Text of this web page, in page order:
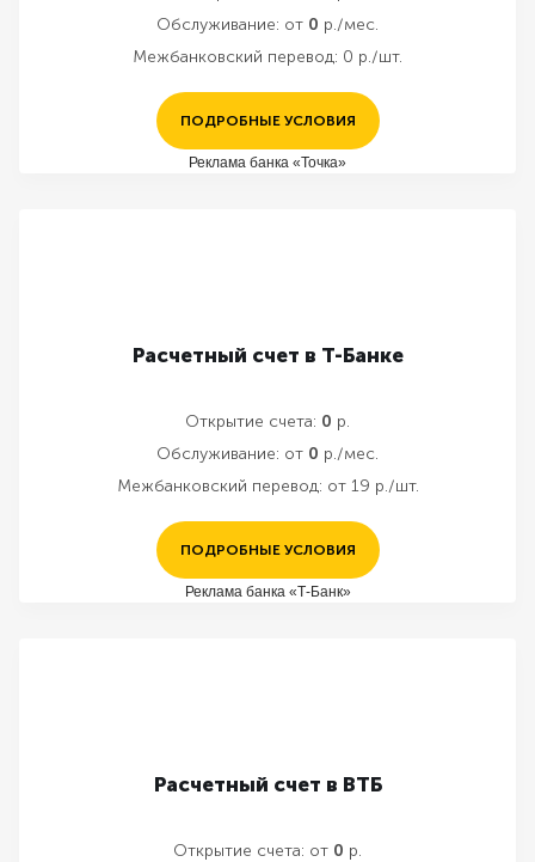
Обслуживание: от 0 р./мес.
Межбанковский перевод: 0 р./шт.
ПОДРОБНЫЕ УСЛОВИЯ
Реклама банка «Точка»
Расчетный счет в Т-Банке
Открытие счета: 0 р.
Обслуживание: от 0 р./мес.
Межбанковский перевод: от 19 р./шт.
ПОДРОБНЫЕ УСЛОВИЯ
Реклама банка «Т-Банк»
Расчетный счет в ВТБ
Открытие счета: от 0 р.